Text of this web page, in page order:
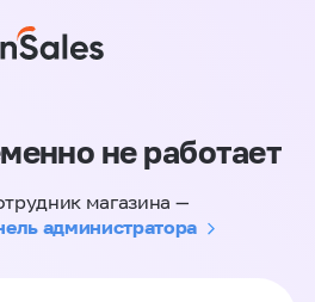
не работает
магазина —
администратора